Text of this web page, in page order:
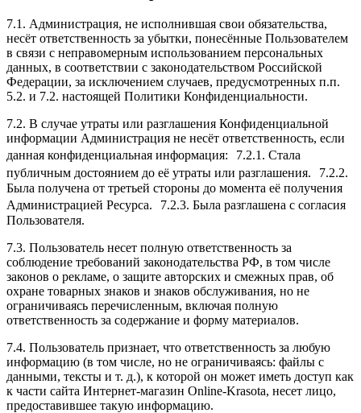
7.1. Администрация, не исполнившая свои обязательства,
несёт ответственность за убытки, понесённые Пользователем
в связи с неправомерным использованием персональных
данных, в соответствии с законодательством Российской
Федерации, за исключением случаев, предусмотренных п.п.
5.2. и 7.2. настоящей Политики Конфиденциальности.
7.2. В случае утраты или разглашения Конфиденциальной
информации Администрация не несёт ответственность, если
данная конфиденциальная информация: 7.2.1. Стала
публичным достоянием до её утраты или разглашения. 7.2.2.
Была получена от третьей стороны до момента её получения
Администрацией Ресурса. 7.2.3. Была разглашена с согласия
Пользователя.
7.3. Пользователь несет полную ответственность за
соблюдение требований законодательства РФ, в том числе
законов о рекламе, о защите авторских и смежных прав, об
охране товарных знаков и знаков обслуживания, но не
ограничиваясь перечисленным, включая полную
ответственность за содержание и форму материалов.
7.4. Пользователь признает, что ответственность за любую
информацию (в том числе, но не ограничиваясь: файлы с
данными, тексты и т. д.), к которой он может иметь доступ как
к части сайта Интернет-магазин Online-Krasota, несет лицо,
предоставившее такую информацию.